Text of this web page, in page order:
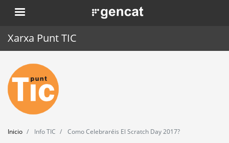
Pasar
al
. Obre en una nova finestra.
Xarxa Punt TIC
Inicio
Punt TIC
Actualidad
Agenda
Inicio Info TIC Como Celebraréis El Scratch Day 2017?